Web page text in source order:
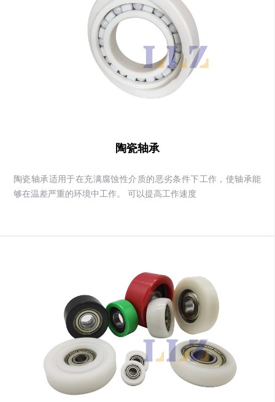
陶瓷轴承
陶瓷轴承适用于在充满腐蚀性介质的恶劣条件下工作，使轴承能
够在温差严重的环境中工作。 可以提高工作速度